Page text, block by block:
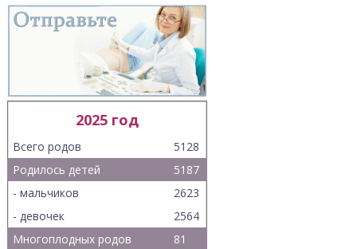
2025 год
Всего родов
5128
Родилось детей
5187
- мальчиков
2623
- девочек
2564
Многоплодных родов
81